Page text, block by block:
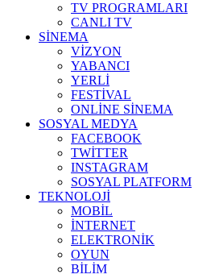
TV PROGRAMLARI
CANLI TV
SİNEMA
VİZYON
YABANCI
YERLİ
FESTİVAL
ONLİNE SİNEMA
SOSYAL MEDYA
FACEBOOK
TWİTTER
INSTAGRAM
SOSYAL PLATFORM
TEKNOLOJİ
MOBİL
İNTERNET
ELEKTRONİK
OYUN
BİLİM